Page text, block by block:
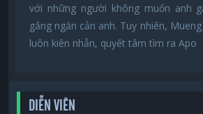
với những người không muốn anh
gắng ngăn cản anh. Tuy nhiên,
luôn kiên nhẫn, quyết tâm tìm ra Apo
DIỄN VIÊN